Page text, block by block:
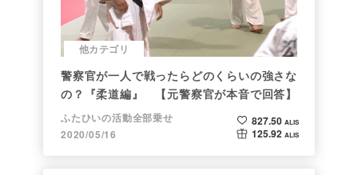
他カテゴリ
警察官が一人で戦ったらどのくらいの強さな
の？『柔道編』 【元警察官が本音で回答】
ふたひいの活動全部乗せ
2020/05/16
827.50 ALIS
125.92 ALIS